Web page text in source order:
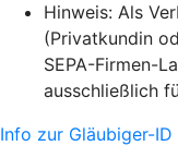
Hinweis: Als
(Privatkundin
SEPA-Firmen-
ausschließlich
Info zur Gläubiger-ID